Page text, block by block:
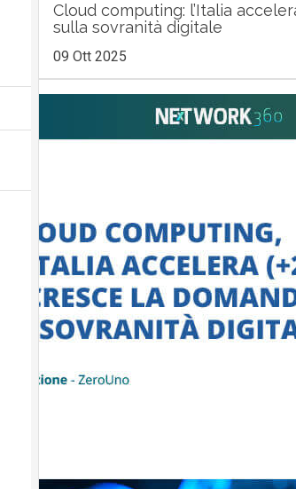
Cloud computing: l’Italia
sulla sovranità digitale
09 Ott 2025